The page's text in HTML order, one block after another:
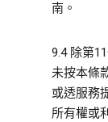
南。
9.4 除第
未按本條
或透服務
所有權或